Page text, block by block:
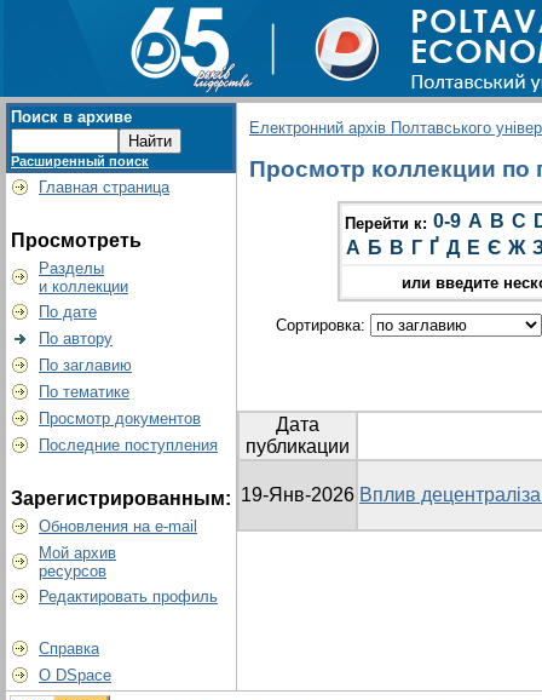
Поиск в архиве
Расширенный поиск
Главная страница
Просмотреть
Разделы
и коллекции
По дате
По автору
По заглавию
По тематике
Просмотр документов
Последние поступления
Зарегистрированным:
Обновления на e-mail
Мой архив
ресурсов
Редактировать профиль
Справка
О DSpace
Електронний архів Полтавського
Просмотр коллекции по
Перейти к: 0-9 A B C
А Б В Г Ґ Д Е Є Ж
или введите
Сортировка:
Дата
публикации
19-Янв-2026 Вплив